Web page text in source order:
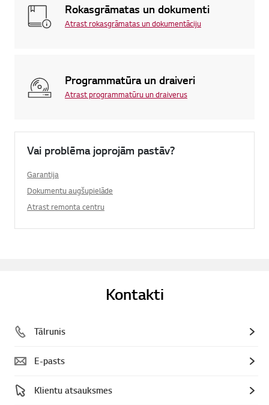
Rokasgrāmatas un dokumenti
Atrast rokasgrāmatas un dokumentāciju
Programmatūra un draiveri
Atrast programmatūru un draiverus
Vai problēma joprojām pastāv?
Garantija
Dokumentu augšupielāde
Atrast remonta centru
Kontakti
Tālrunis
E-pasts
Klientu atsauksmes